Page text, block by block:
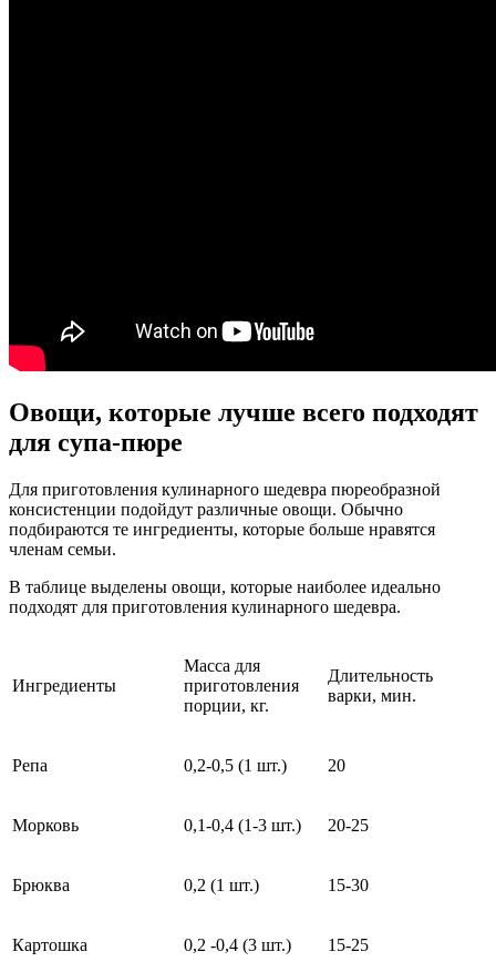
Овощи, которые лучше всего подходят
для супа-пюре
Для приготовления кулинарного шедевра пюреобразной
консистенции подойдут различные овощи. Обычно
подбираются те ингредиенты, которые больше нравятся
членам семьи.
В таблице выделены овощи, которые наиболее идеально
подходят для приготовления кулинарного шедевра.
Ингредиенты
Масса для
приготовления
порции, кг.
Длительность
варки, мин.
Репа 0,2-0,5 (1 шт.) 20
Морковь 0,1-0,4 (1-3 шт.) 20-25
Брюква 0,2 (1 шт.) 15-30
Картошка 0,2 -0,4 (3 шт.) 15-25